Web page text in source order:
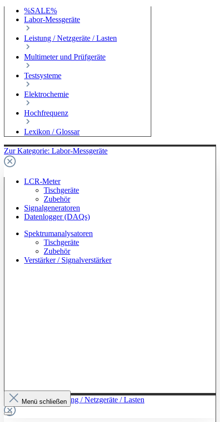
%SALE%
Labor-Messgeräte
Leistung / Netzgeräte / Lasten
Multimeter und Prüfgeräte
Testsysteme
Elektrochemie
Hochfrequenz
Lexikon / Glossar
Zur Kategorie: Labor-Messgeräte
LCR-Meter
Tischgeräte
Zubehör
Signalgeneratoren
Datenlogger (DAQs)
Spektrumanalysatoren
Tischgeräte
Zubehör
Verstärker / Signalverstärker
Zur Kategorie: Leistung / Netzgeräte / Lasten
Menü schließen